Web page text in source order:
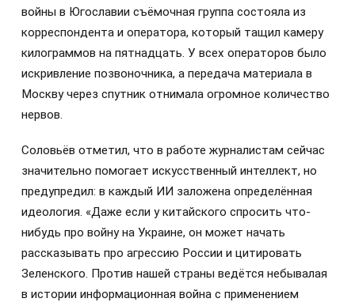
войны в Югославии съёмочная группа состояла из
корреспондента и оператора, который тащил камеру
килограммов на пятнадцать. У всех операторов было
искривление позвоночника, а передача материала в
Москву через спутник отнимала огромное количество
нервов.
Соловьёв отметил, что в работе журналистам сейчас
значительно помогает искусственный интеллект, но
предупредил: в каждый ИИ заложена определённая
идеология. «Даже если у китайского спросить что-
нибудь про войну на Украине, он может начать
рассказывать про агрессию России и цитировать
Зеленского. Против нашей страны ведётся небывалая
в истории информационная война с применением